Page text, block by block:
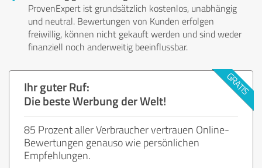
ProvenExpert ist grundsätzlich kostenlos, unabhängig
und neutral. Bewertungen von Kunden erfolgen
freiwillig, können nicht gekauft werden und sind weder
finanziell noch anderweitig beeinflussbar.
Ihr guter Ruf:
Die beste Werbung der Welt!
85 Prozent aller Verbraucher vertrauen Online-
Bewertungen genauso wie persönlichen
Empfehlungen.